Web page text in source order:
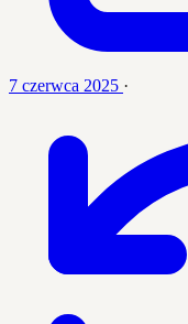
7 czerwca 2025 ·